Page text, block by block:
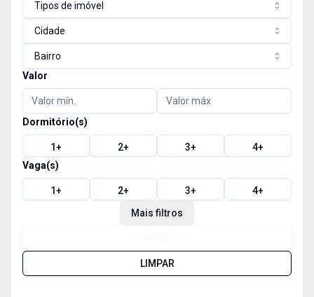
Tipos de imóvel
Cidade
Bairro
Valor
Dormitório(s)
1+ 2+ 3+ 4+
Vaga(s)
1+ 2+ 3+ 4+
Mais filtros
LIMPAR